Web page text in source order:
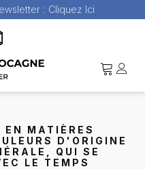
: Cliquez Ici
EN MATIÈRES
D'ORIGINE
QUI SE
LE TEMPS